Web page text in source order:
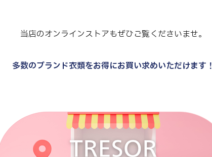
当店のオンラインストアもぜひご覧くださいませ。
多数のブランド衣類をお得にお買い求めいただけます！